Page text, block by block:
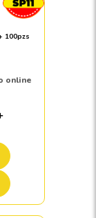
100pzs
online